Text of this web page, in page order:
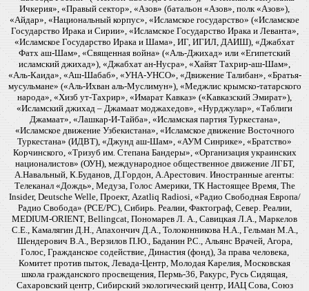
Ичкерия», «Правый сектор», «Азов» (батальон «Азов», полк «Азов»),
«Айдар», «Национальный корпус», «Исламское государство» («Исламское
Государство Ирака и Сирии», «Исламское Государство Ирака и Леванта»,
«Исламское Государство Ирака и Шама», ИГ, ИГИЛ, ДАИШ), «Джабхат
Фатх аш-Шам», «Священная война» («Аль-Джихад» или «Египетский
исламский джихад»), «Джабхат ан-Нусра», «Хайят Тахрир-аш-Шам»,
«Аль-Каида», «Аш-Шабаб», «УНА-УНСО», «Движение Талибан», «Братья-
мусульмане» («Аль-Ихван аль-Муслимун»), «Меджлис крымско-татарского
народа», «Хизб ут-Тахрир», «Имарат Кавказ» («Кавказский Эмират»),
«Исламский джихад – Джамаат моджахедов», «Нурджулар», «Таблиги
Джамаат», «Лашкар-И-Тайба», «Исламская партия Туркестана»,
«Исламское движение Узбекистана», «Исламское движение Восточного
Туркестана» (ИДВТ), «Джунд аш-Шам», «АУМ Синрике», «Братство»
Корчинского, «Тризуб им. Степана Бандеры», «Организация украинских
националистов» (ОУН), международное общественное движение ЛГБТ,
А.Навальный, К.Буданов, Д.Гордон, А.Арестович. Иностранные агенты:
Телеканал «Дождь», Медуза, Голос Америки, ТК Настоящее Время, The
Insider, Deutsche Welle, Проект, Azatliq Radiosi, «Радио Свободная Европа/
Радио Свобода» (PCE/PC), Сибирь. Реалии, Фактограф, Север. Реалии,
MEDIUM-ORIENT, Bellingcat, Пономарев Л. А., Савицкая Л.А., Маркелов
С.Е., Камалягин Д.Н., Апахончич Д.А., Толоконникова Н.А., Гельман М.А.,
Шендерович В.А., Верзилов П.Ю., Баданин Р.С., Альянс Врачей, Агора,
Голос, Гражданское содействие, Династия (фонд), За права человека,
Комитет против пыток, Левада-Центр, Молодая Карелия, Московская
школа гражданского просвещения, Пермь-36, Ракурс, Русь Сидящая,
Сахаровский центр, Сибирский экологический центр, ИАЦ Сова, Союз